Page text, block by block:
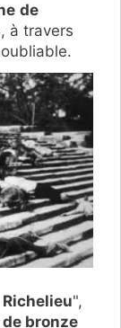
de
, à travers
",
bronze